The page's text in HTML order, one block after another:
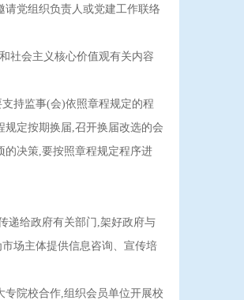
请党组织负责人或党建工作联络
社会主义核心价值观有关内容
持监事(会)依照章程规定的程
定按期换届,召开换届改选的会
的决策,要按照章程规定程序进
递给政府有关部门,架好政府与
场主体提供信息咨询、宣传培
院校合作,组织会员单位开展校